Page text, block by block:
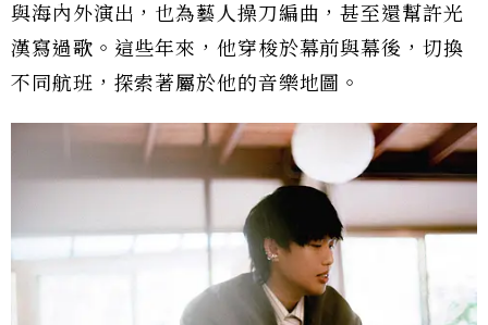
與海內外演出，也為藝人操刀編曲，甚至還幫許光
漢寫過歌。這些年來，他穿梭於幕前與幕後，切換
不同航班，探索著屬於他的音樂地圖。